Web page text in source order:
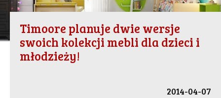
Timoore planuje dwie wersje
swoich kolekcji mebli dla dzieci i
młodzieży!
2014-04-07